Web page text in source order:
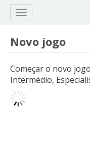
Novo jogo
Começar o novo
Intermédio,